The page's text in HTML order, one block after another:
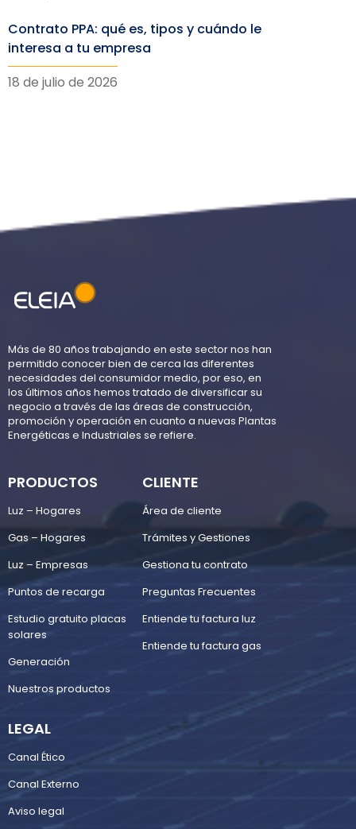
Contrato PPA: qué es, tipos y cuándo le
interesa a tu empresa
18 de julio de 2026
Más de 80 años trabajando en este sector nos han
permitido conocer bien de cerca las diferentes
necesidades del consumidor medio, por eso, en
los últimos años hemos tratado de diversificar su
negocio a través de las áreas de construcción,
promoción y operación en cuanto a nuevas Plantas
Energéticas e Industriales se refiere.
PRODUCTOS
Luz – Hogares
Gas – Hogares
Luz – Empresas
Puntos de recarga
Estudio gratuito placas
solares
Generación
Nuestros productos
CLIENTE
Área de cliente
Trámites y Gestiones
Gestiona tu contrato
Preguntas Frecuentes
Entiende tu factura luz
Entiende tu factura gas
LEGAL
Canal Ético
Canal Externo
Aviso legal